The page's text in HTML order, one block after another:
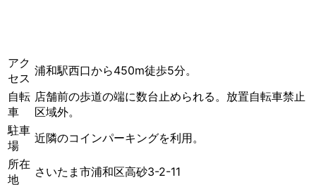
アク
セス
浦和駅西口から450m徒歩5分。
自転
車
店舗前の歩道の端に数台止められる。放置自転車禁止
区域外。
駐車
場
近隣のコインパーキングを利用。
所在
地
さいたま市浦和区高砂3-2-11